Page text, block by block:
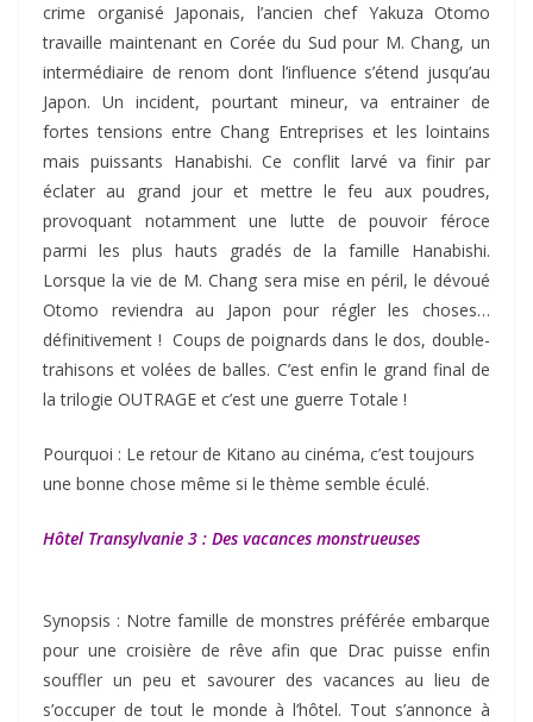
crime organisé Japonais, l’ancien chef Yakuza Otomo
travaille maintenant en Corée du Sud pour M. Chang, un
intermédiaire de renom dont l’influence s’étend jusqu’au
Japon. Un incident, pourtant mineur, va entrainer de
fortes tensions entre Chang Entreprises et les lointains
mais puissants Hanabishi. Ce conflit larvé va finir par
éclater au grand jour et mettre le feu aux poudres,
provoquant notamment une lutte de pouvoir féroce
parmi les plus hauts gradés de la famille Hanabishi.
Lorsque la vie de M. Chang sera mise en péril, le dévoué
Otomo reviendra au Japon pour régler les choses…
définitivement ! Coups de poignards dans le dos, double-
trahisons et volées de balles. C’est enfin le grand final de
la trilogie OUTRAGE et c’est une guerre Totale !
Pourquoi : Le retour de Kitano au cinéma, c’est toujours
une bonne chose même si le thème semble éculé.
Hôtel Transylvanie 3 : Des vacances monstrueuses
Synopsis : Notre famille de monstres préférée embarque
pour une croisière de rêve afin que Drac puisse enfin
souffler un peu et savourer des vacances au lieu de
s’occuper de tout le monde à l’hôtel. Tout s’annonce à